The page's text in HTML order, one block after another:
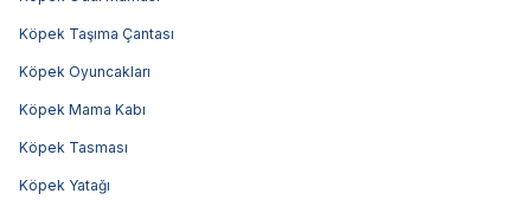
Köpek Taşıma Çantası
Köpek Oyuncakları
Köpek Mama Kabı
Köpek Tasması
Köpek Yatağı